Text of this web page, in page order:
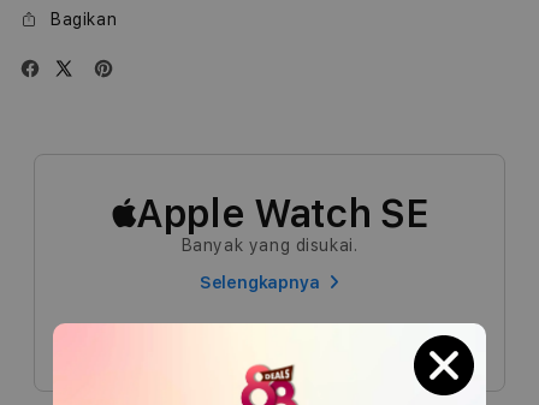
Bagikan
Apple Watch SE
Banyak yang disukai.
Selengkapnya